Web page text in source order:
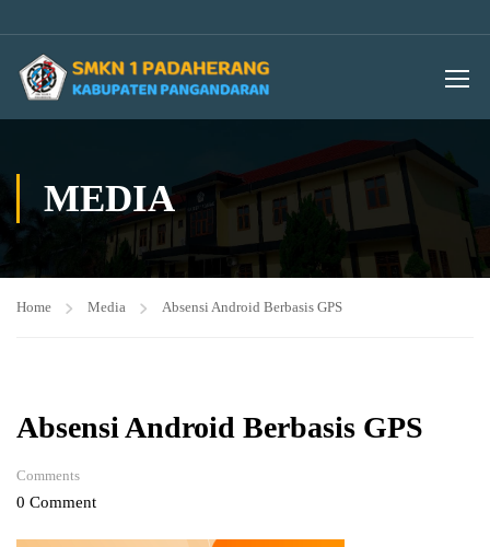
MEDIA
Home Media Absensi Android Berbasis GPS
Absensi Android Berbasis GPS
Comments
0 Comment